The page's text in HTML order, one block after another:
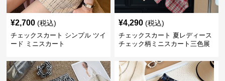
¥2,700 (税込)
チェックスカート シンプル ツイ
ード ミニスカート
¥4,290 (税込)
チェックスカート 夏レディース
チェック柄ミニスカート三色展